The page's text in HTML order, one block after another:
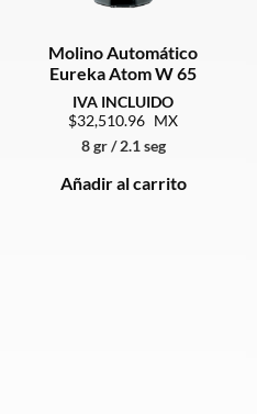
Molino Automático
Eureka Atom W 65
32,510.96
8 gr / 2.1 seg
Añadir al carrito